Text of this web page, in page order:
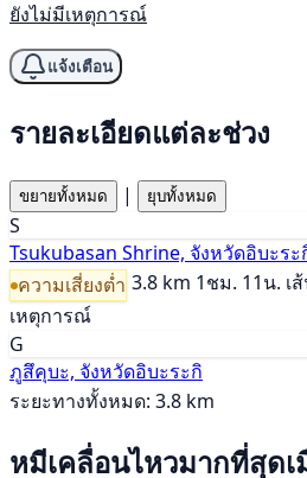
ยังไม่มีเหตุการณ์
แจ้งเตือน
รายละเอียดแต่ละช่วง
ขยายทั้งหมด | ยุบทั้งหมด
S
Tsukubasan Shrine, จังหวัดอิบะระ
ความเสี่ยงต่ำ 3.8 km 1ชม. 11น. เ
เหตุการณ์
G
ภูสึคุบะ, จังหวัดอิบะระกิ
ระยะทางทั้งหมด: 3.8 km
หมีเคลื่อนไหวมากที่สุดเ